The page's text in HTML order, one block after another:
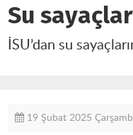
Su
İSU’dan su
19 Şubat 2025